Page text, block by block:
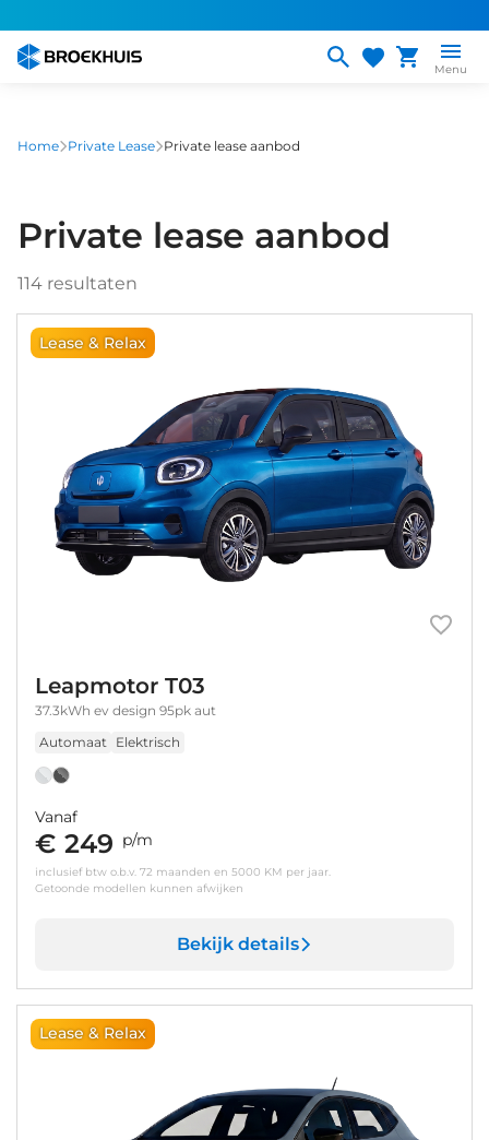
naar
gaan
Menu
Home Private Lease Private lease aanbod
Private lease aanbod
114 resultaten
Lease & Relax
Leapmotor T03
37.3kWh ev design 95pk aut
Automaat
Elektrisch
Vanaf
€ 249 p/m
inclusief btw o.b.v. 72 maanden en 5000 KM per jaar.
Getoonde modellen kunnen afwijken
Bekijk details
Lease & Relax